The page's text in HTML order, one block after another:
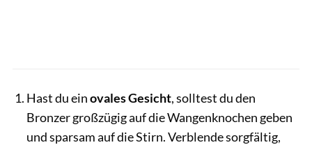
Hast du einovales Gesicht, solltest du den
Bronzer großzügig auf die Wangenknochen geben
und sparsam auf die Stirn. Verblende sorgfältig,